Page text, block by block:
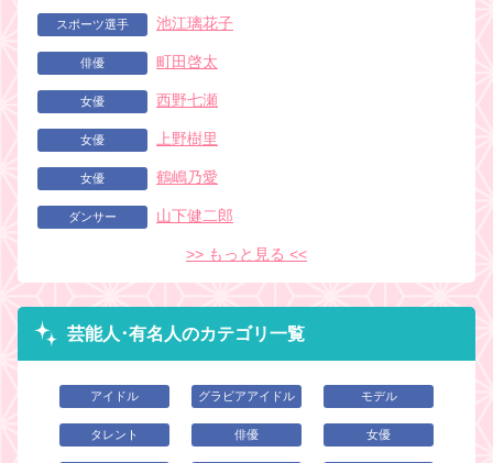
スポーツ選手 池江璃花子
俳優 町田啓太
女優 西野七瀬
女優 上野樹里
女優 鶴嶋乃愛
ダンサー 山下健二郎
>> もっと見る <<
芸能人･有名人のカテゴリ一覧
アイドル グラビアアイドル モデル
タレント 俳優 女優